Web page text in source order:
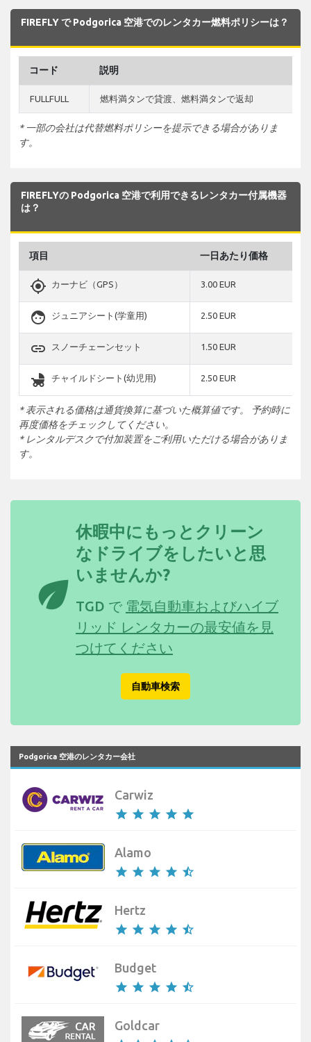
FIREFLY で Podgorica 空港でのレンタカー燃料ポリシーは？
コード 説明
FULLFULL 燃料満タンで貸渡、燃料満タンで返却
* 一部の会社は代替燃料ポリシーを提示できる場合がありま
す。
FIREFLYの Podgorica 空港で利用できるレンタカー付属機器
は？
項目 一日あたり価格
gps_fixed カーナビ（GPS） 3.00 EUR
face ジュニアシート(学童用) 2.50 EUR
link スノーチェーンセット 1.50 EUR
child_friendly チャイルドシート(幼児用) 2.50 EUR
* 表示される価格は通貨換算に基づいた概算値です。 予約時に
再度価格をチェックしてください。
* レンタルデスクで付加装置をご利用いただける場合がありま
す。
eco
休暇中にもっとクリーン
なドライブをしたいと思
いませんか?
TGD で 電気自動車およびハイブ
リッド レンタカーの最安値を見
つけてください
自動車検索
Podgorica 空港のレンタカー会社
Carwiz
star star star star star
Alamo
star star star star star_half
Hertz
star star star star star_half
Budget
star star star star star_half
Goldcar